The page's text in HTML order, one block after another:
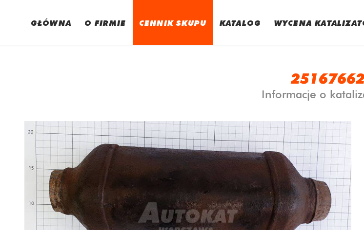
GŁÓWNA O FIRMIE CENNIK SKUPU KATALOG WYCENA
25167662
Informacje o